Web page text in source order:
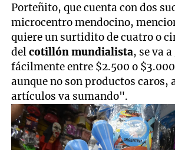
Porteñito, que cuenta con dos
microcentro mendocino,
quiere un surtidito de cuatro o
delcotillón mundialista, se va
fácilmente entre $2.500 o
aunque no son productos caros,
artículos va sumando".